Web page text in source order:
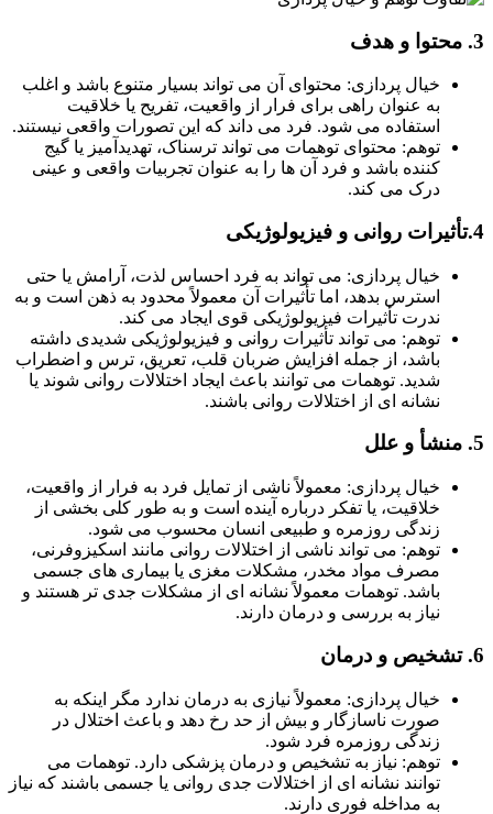
خیال پردازی: محتوای آن می تواند بسیار متنوع باشد و اغلب
به عنوان راهی برای فرار از واقعیت، تفریح یا خلاقیت
استفاده می شود. فرد می داند که این تصورات واقعی نیستند.
توهم: محتوای توهمات می تواند ترسناک، تهدیدآمیز یا گیج
کننده باشد و فرد آن ها را به عنوان تجربیات واقعی و عینی
درک می کند.
خیال پردازی: می تواند به فرد احساس لذت، آرامش یا حتی
استرس بدهد، اما تأثیرات آن معمولاً محدود به ذهن است و به
ندرت تأثیرات فیزیولوژیکی قوی ایجاد می کند.
توهم: می تواند تأثیرات روانی و فیزیولوژیکی شدیدی داشته
باشد، از جمله افزایش ضربان قلب، تعریق، ترس و اضطراب
شدید. توهمات می توانند باعث ایجاد اختلالات روانی شوند یا
نشانه ای از اختلالات روانی باشند.
خیال پردازی: معمولاً ناشی از تمایل فرد به فرار از واقعیت،
خلاقیت، یا تفکر درباره آینده است و به طور کلی بخشی از
زندگی روزمره و طبیعی انسان محسوب می شود.
توهم: می تواند ناشی از اختلالات روانی مانند اسکیزوفرنی،
مصرف مواد مخدر، مشکلات مغزی یا بیماری های جسمی
باشد. توهمات معمولاً نشانه ای از مشکلات جدی تر هستند و
نیاز به بررسی و درمان دارند.
خیال پردازی: معمولاً نیازی به درمان ندارد مگر اینکه به
صورت ناسازگار و بیش از حد رخ دهد و باعث اختلال در
زندگی روزمره فرد شود.
توهم: نیاز به تشخیص و درمان پزشکی دارد. توهمات می
توانند نشانه ای از اختلالات جدی روانی یا جسمی باشند که نیاز
به مداخله فوری دارند.